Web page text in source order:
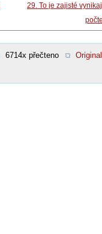
29. To je zajisté
6714x přečteno
Original